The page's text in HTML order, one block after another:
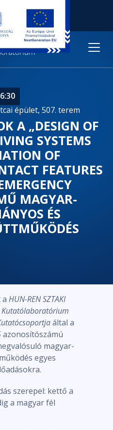
épület, 507. terem
A „DESIGN OF
SYSTEMS
OF
FEATURES
MAGYAR-
ÉS
HUN-REN SZTAKI
Kutatólaboratórium
által a
azonosítószámú
magyar-
egyes
szerepel: kettő a
a magyar fél